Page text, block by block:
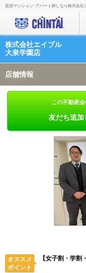
株式会社エイブル
大泉学園店
店舗情報
この不動産
友だち追加
オススメ
ポイント
【女子割・学